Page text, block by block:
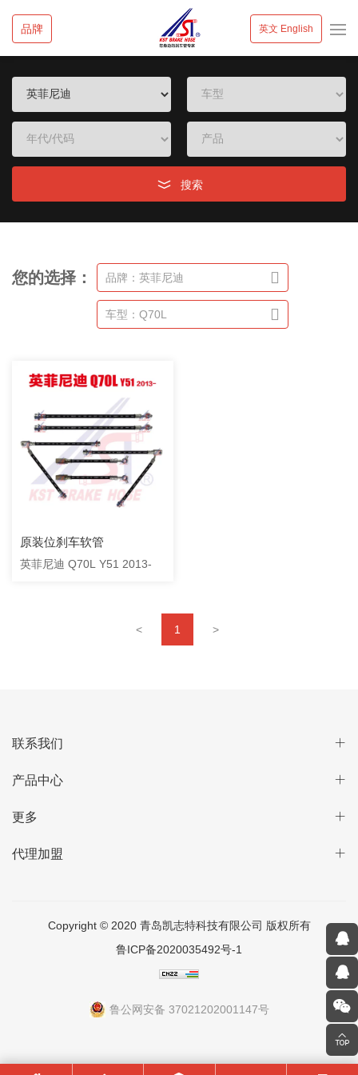
品牌 英文 English
搜索
您的选择： 品牌：英菲尼迪
车型：Q70L
原装位刹车软管
英菲尼迪 Q70L Y51 2013-
< 1 >
联系我们
产品中心
更多
代理加盟
Copyright © 2020 青岛凯志特科技有限公司 版权所有
鲁ICP备2020035492号-1
鲁公网安备 37021202001147号